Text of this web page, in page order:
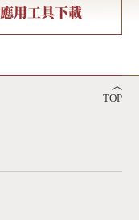
應用工具下載
︿
TOP